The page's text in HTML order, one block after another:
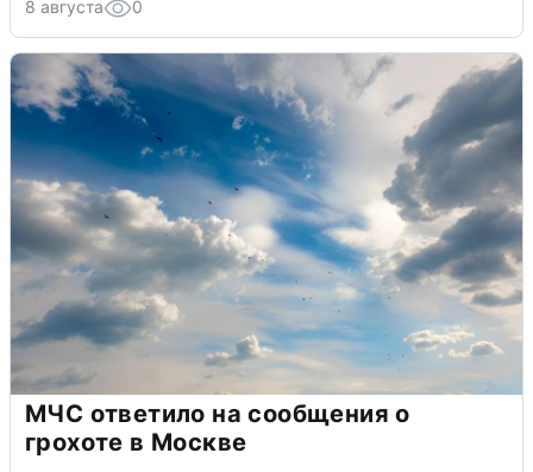
8 августа 0
МЧС ответило на сообщения о
грохоте в Москве